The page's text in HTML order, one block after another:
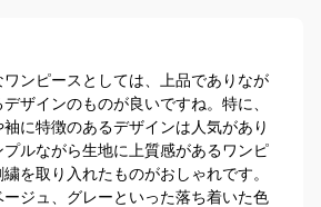
ンピースとしては、上品でありなが
ザインのものが良いですね。特に、
に特徴のあるデザインは人気があり
プルながら生地に上質感があるワンピ
を取り入れたものがおしゃれです。
ージュ、グレーといった落ち着いた色